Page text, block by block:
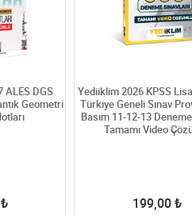
ALES DGS
Geometri
Yediiklim 2026 KPSS
Türkiye Geneli Sınav
Basım 11-12-13 Deneme
Tamamı Video
199,00₺